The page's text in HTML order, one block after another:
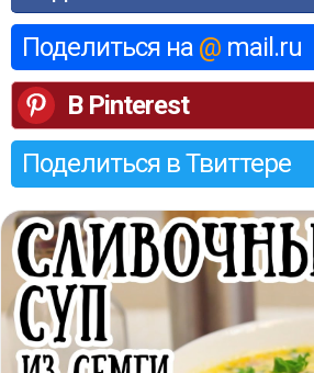
Поделиться на @ mail.ru
В Pinterest
Поделиться в Твиттере